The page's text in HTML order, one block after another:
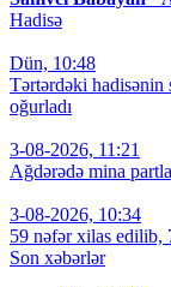
Hadisə
Dün, 10:48
Tərtərdəki hadisənin
oğurladı
3-08-2026, 11:21
Ağdərədə mina
3-08-2026, 10:34
59 nəfər xilas
Son xəbərlər